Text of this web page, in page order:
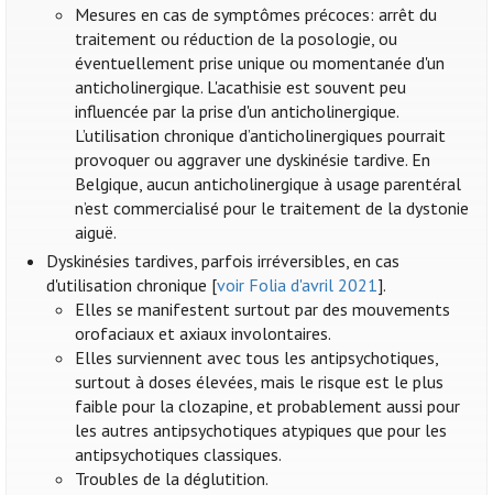
Mesures en cas de symptômes précoces: arrêt du
traitement ou réduction de la posologie, ou
éventuellement prise unique ou momentanée d'un
anticholinergique. L'acathisie est souvent peu
influencée par la prise d'un anticholinergique.
L’utilisation chronique d’anticholinergiques pourrait
provoquer ou aggraver une dyskinésie tardive. En
Belgique, aucun anticholinergique à usage parentéral
n’est commercialisé pour le traitement de la dystonie
aiguë.
Dyskinésies tardives, parfois irréversibles, en cas
d'utilisation chronique [voir Folia d'avril 2021].
Elles se manifestent surtout par des mouvements
orofaciaux et axiaux involontaires.
Elles surviennent avec tous les antipsychotiques,
surtout à doses élevées, mais le risque est le plus
faible pour la clozapine, et probablement aussi pour
les autres antipsychotiques atypiques que pour les
antipsychotiques classiques.
Troubles de la déglutition.